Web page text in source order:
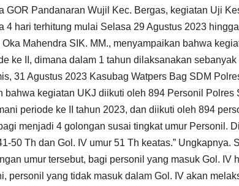
GOR Pandanaran Wujil Kec. Bergas, kegiatan Uji
hari terhitung mulai Selasa 29 Agustus 2023
Mahendra SIK. MM., menyampaikan bahwa
ke II, dimana dalam 1 tahun dilaksanakan
31 Agustus 2023 Kasubag Watpers Bag SDM
bahwa kegiatan UKJ diikuti oleh 894 Personil Polres
periode ke II tahun 2023, dan diikuti oleh 894
menjadi 4 golongan susai tingkat umur Personil.
50 Th dan Gol. IV umur 51 Th keatas.” Ungkapnya.
umur tersebut, bagi personil yang masuk Gol. IV
personil yang tidak masuk dalam Gol. IV akan